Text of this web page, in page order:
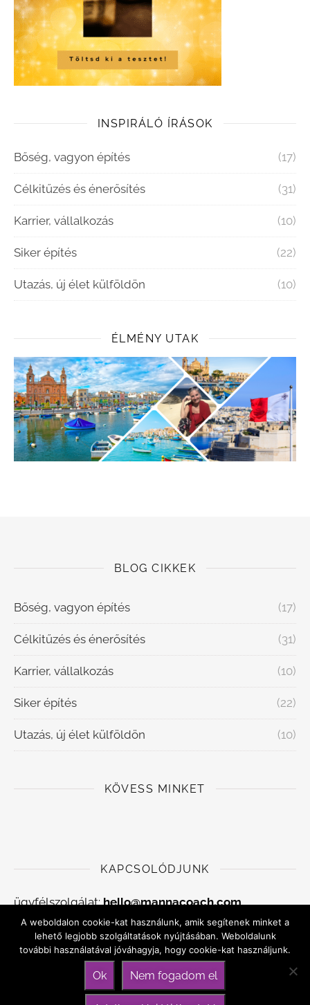
INSPIRÁLÓ ÍRÁSOK
Bőség, vagyon építés (17)
Célkitűzés és énerősítés (31)
Karrier, vállalkozás (10)
Siker építés (22)
Utazás, új élet külföldön (10)
ÉLMÉNY UTAK
BLOG CIKKEK
Bőség, vagyon építés (17)
Célkitűzés és énerősítés (31)
Karrier, vállalkozás (10)
Siker építés (22)
Utazás, új élet külföldön (10)
KÖVESS MINKET
KAPCSOLÓDJUNK
ügyfélszolgálat:hello@mannacoach.com
Adatkezelési szabályzat
Általános szerződési feltételek
Kapcsolat, időpontfoglalás
A weboldalon cookie-kat használunk, amik segítenek minket a
lehető legjobb szolgáltatások nyújtásában. Weboldalunk
további használatával jóváhagyja, hogy cookie-kat használjunk.
Ok Nem fogadom el